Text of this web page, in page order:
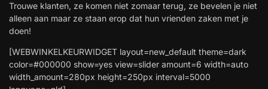
Trouwe klanten, ze komen niet zomaar terug, ze bevelen je niet
alleen aan maar ze staan erop dat hun vrienden zaken met je
doen!
[WEBWINKELKEURWIDGET layout=new_default theme=dark
color=#000000 show=yes view=slider amount=6 width=auto
width_amount=280px height=250px interval=5000